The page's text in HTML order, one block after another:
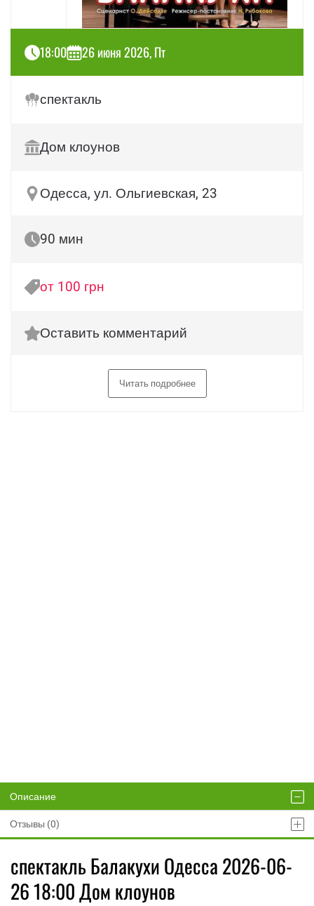
18:00 26 июня 2026, Пт
спектакль
Дом клоунов
Одесса, ул. Ольгиевская, 23
90 мин
от 100 грн
Оставить комментарий
Читать подробнее
Описание
Отзывы (0)
спектакль Балакухи Одесса 2026-06-
26 18:00 Дом клоунов